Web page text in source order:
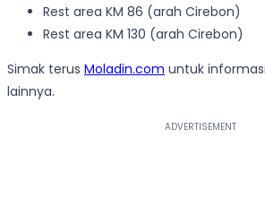
Rest area KM 86 (arah Cirebon)
Rest area KM 130 (arah Cirebon)
Simak terus Moladin.com untuk
lainnya.